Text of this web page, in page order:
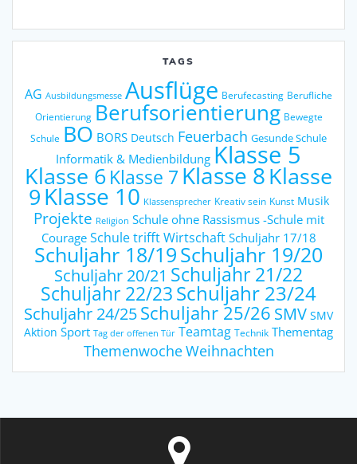
TAGS
AG Ausbildungsmesse Ausflüge Berufecasting Berufliche
Orientierung Berufsorientierung Bewegte
Schule BO BORS Deutsch Feuerbach Gesunde Schule
Informatik & Medienbildung Klasse 5
Klasse 6Klasse 7 Klasse 8Klasse
9Klasse 10 Klassensprecher Kreativ sein Kunst Musik
Projekte Religion Schule ohne Rassismus -Schule mit
Courage Schule trifft Wirtschaft Schuljahr 17/18
Schuljahr 18/19Schuljahr 19/20
Schuljahr 20/21 Schuljahr 21/22
Schuljahr 22/23Schuljahr 23/24
Schuljahr 24/25Schuljahr 25/26 SMV SMV
Aktion Sport Tag der offenen Tür Teamtag Technik Thementag
ThemenwocheWeihnachten